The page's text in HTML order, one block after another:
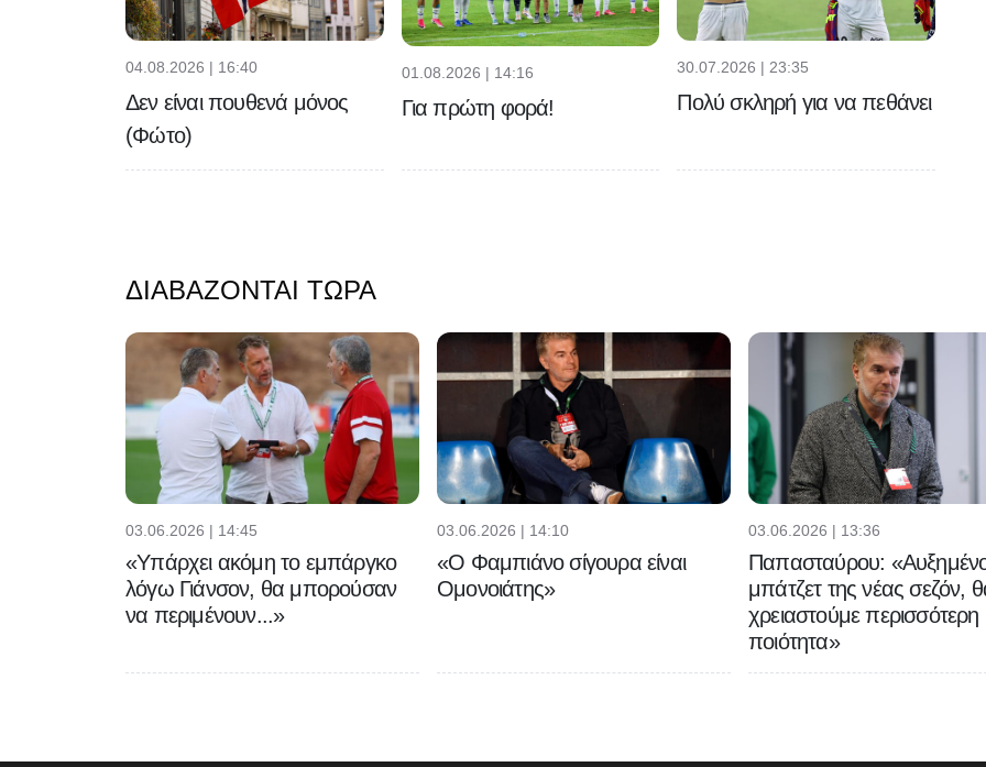
04.08.2026 | 16:40
Δεν είναι πουθενά μόνος
(Φώτο)
01.08.2026 | 14:16
Για πρώτη φορά!
30.07.2026 | 23:35
Πολύ σκληρή για να πεθάνει
ΔΙΑΒΆΖΟΝΤΑΙ ΤΏΡΑ
03.06.2026 | 14:45
«Υπάρχει ακόμη το εμπάργκο
λόγω Γιάνσον, θα μπορούσαν
να περιμένουν...»
03.06.2026 | 14:10
«Ο Φαμπιάνο σίγουρα είναι
Ομονοιάτης»
03.06.2026 | 13:36
Παπασταύρου:
μπάτζετ της νέας σεζόν,
χρειαστούμε περισσότερη
ποιότητα»